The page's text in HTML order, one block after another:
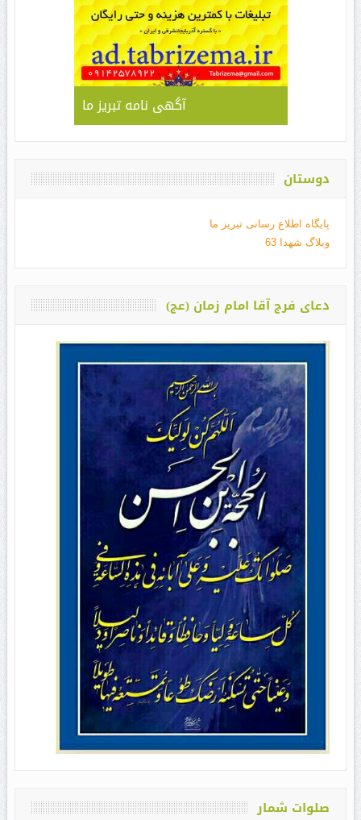
آگهی نامه تبریز ما
دوستان
پایگاه اطلاع رسانی تبریز ما
وبلاگ شهدا 63
دعای فرج آقا امام زمان (عج)
صلوات شمار